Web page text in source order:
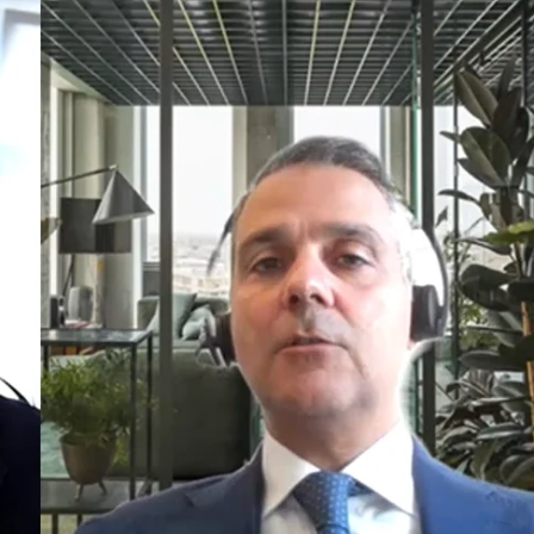
Cognome
Certificazioni e Qualità
Contabilità e finanza Energy
Legale
Ricerca e Sviluppo Risorse
di genere) Top Management ALTRO
Stato
Azienda
Tipo di Richiesta
Certificazioni e Qualità
Contabilità e finanza Energy
Legale
Marketing
Risorse
Cognome*
Regione*
Numero di telefono*
Certificazioni e Qualità